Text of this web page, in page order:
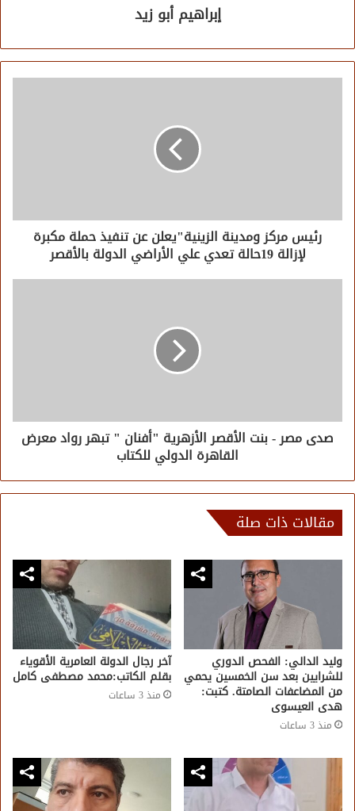
إبراهيم أبو زيد
رئيس مركز ومدينة الزينية"يعلن عن تنفيذ حملة مكبرة
لإزالة 19حالة تعدي علي الأراضي الدولة بالأقصر
صدى مصر - بنت الأقصر الأزهرية "أفنان " تبهر رواد معرض
القاهرة الدولي للكتاب
مقالات ذات صلة
وليد الدالي: الفحص الدوري
للشرايين بعد سن الخمسين يحمي
من المضاعفات الصامتة. كتبت:
هدى العيسوى
منذ 3 ساعات
آخر رجال الدولة العامرية الأقوياء
بقلم الكاتب:محمد مصطفى كامل
منذ 3 ساعات